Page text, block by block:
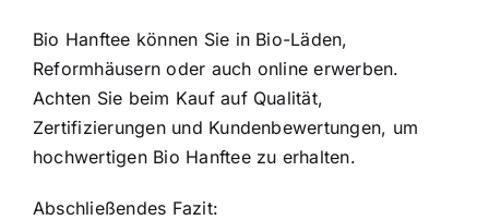
Bio Hanftee können Sie in Bio-Läden,
Reformhäusern oder auch online erwerben.
Achten Sie beim Kauf auf Qualität,
Zertifizierungen und Kundenbewertungen, um
hochwertigen Bio Hanftee zu erhalten.
Abschließendes Fazit: